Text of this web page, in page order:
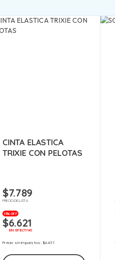
CINTA ELASTICA
TRIXIE CON PELOTAS
$7.789
PRECIO DE LISTA
15% OFF
$6.621
EN EFECTIVO
Precio sin impuestos:$6.437